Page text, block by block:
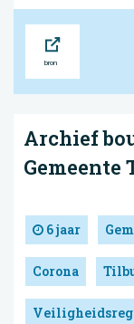
Archief
Gemeente
6 jaar
Corona